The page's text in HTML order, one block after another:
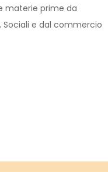
materie prime da
Sociali e dal commercio